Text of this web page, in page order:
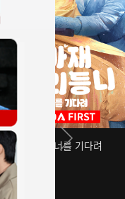
저리등니 : 너를 기다려